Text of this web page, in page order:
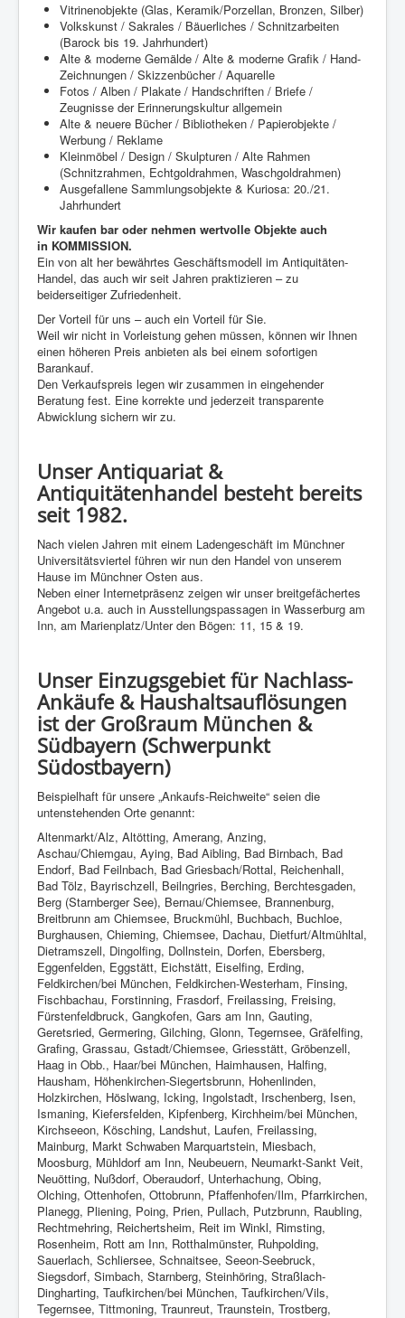
Vitrinenobjekte (Glas, Keramik/Porzellan, Bronzen, Silber)
Volkskunst / Sakrales / Bäuerliches / Schnitzarbeiten
(Barock bis 19. Jahrhundert)
Alte & moderne Gemälde / Alte & moderne Grafik / Hand-
Zeichnungen / Skizzenbücher / Aquarelle
Fotos / Alben / Plakate / Handschriften / Briefe /
Zeugnisse der Erinnerungskultur allgemein
Alte & neuere Bücher / Bibliotheken / Papierobjekte /
Werbung / Reklame
Kleinmöbel / Design / Skulpturen / Alte Rahmen
(Schnitzrahmen, Echtgoldrahmen, Waschgoldrahmen)
Ausgefallene Sammlungsobjekte & Kuriosa: 20./21.
Jahrhundert
Wir kaufen bar oder nehmen wertvolle Objekte auch
in KOMMISSION.
Ein von alt her bewährtes Geschäftsmodell im Antiquitäten-
Handel, das auch wir seit Jahren praktizieren – zu
beiderseitiger Zufriedenheit.
Der Vorteil für uns – auch ein Vorteil für Sie.
Weil wir nicht in Vorleistung gehen müssen, können wir Ihnen
einen höheren Preis anbieten als bei einem sofortigen
Barankauf.
Den Verkaufspreis legen wir zusammen in eingehender
Beratung fest. Eine korrekte und jederzeit transparente
Abwicklung sichern wir zu.
Unser Antiquariat &
Antiquitätenhandel besteht bereits
seit 1982.
Nach vielen Jahren mit einem Ladengeschäft im Münchner
Universitätsviertel führen wir nun den Handel von unserem
Hause im Münchner Osten aus.
Neben einer Internetpräsenz zeigen wir unser breitgefächertes
Angebot u.a. auch in Ausstellungspassagen in Wasserburg am
Inn, am Marienplatz/Unter den Bögen: 11, 15 & 19.
Unser Einzugsgebiet für Nachlass-
Ankäufe & Haushaltsauflösungen
ist der Großraum München &
Südbayern (Schwerpunkt
Südostbayern)
Beispielhaft für unsere „Ankaufs-Reichweite“ seien die
untenstehenden Orte genannt:
Altenmarkt/Alz, Altötting, Amerang, Anzing,
Aschau/Chiemgau, Aying, Bad Aibling, Bad Birnbach, Bad
Endorf, Bad Feilnbach, Bad Griesbach/Rottal, Reichenhall,
Bad Tölz, Bayrischzell, Beilngries, Berching, Berchtesgaden,
Berg (Starnberger See), Bernau/Chiemsee, Brannenburg,
Breitbrunn am Chiemsee, Bruckmühl, Buchbach, Buchloe,
Burghausen, Chieming, Chiemsee, Dachau, Dietfurt/Altmühltal,
Dietramszell, Dingolfing, Dollnstein, Dorfen, Ebersberg,
Eggenfelden, Eggstätt, Eichstätt, Eiselfing, Erding,
Feldkirchen/bei München, Feldkirchen-Westerham, Finsing,
Fischbachau, Forstinning, Frasdorf, Freilassing, Freising,
Fürstenfeldbruck, Gangkofen, Gars am Inn, Gauting,
Geretsried, Germering, Gilching, Glonn, Tegernsee, Gräfelfing,
Grafing, Grassau, Gstadt/Chiemsee, Griesstätt, Gröbenzell,
Haag in Obb., Haar/bei München, Haimhausen, Halfing,
Hausham, Höhenkirchen-Siegertsbrunn, Hohenlinden,
Holzkirchen, Höslwang, Icking, Ingolstadt, Irschenberg, Isen,
Ismaning, Kiefersfelden, Kipfenberg, Kirchheim/bei München,
Kirchseeon, Kösching, Landshut, Laufen, Freilassing,
Mainburg, Markt Schwaben Marquartstein, Miesbach,
Moosburg, Mühldorf am Inn, Neubeuern, Neumarkt-Sankt Veit,
Neuötting, Nußdorf, Oberaudorf, Unterhachung, Obing,
Olching, Ottenhofen, Ottobrunn, Pfaffenhofen/Ilm, Pfarrkirchen,
Planegg, Pliening, Poing, Prien, Pullach, Putzbrunn, Raubling,
Rechtmehring, Reichertsheim, Reit im Winkl, Rimsting,
Rosenheim, Rott am Inn, Rotthalmünster, Ruhpolding,
Sauerlach, Schliersee, Schnaitsee, Seeon-Seebruck,
Siegsdorf, Simbach, Starnberg, Steinhöring, Straßlach-
Dingharting, Taufkirchen/bei München, Taufkirchen/Vils,
Tegernsee, Tittmoning, Traunreut, Traunstein, Trostberg,